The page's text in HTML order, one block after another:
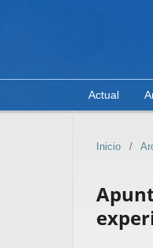
Actual
Inicio /